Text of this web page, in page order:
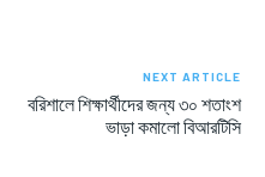
NEXT ARTICLE
বরিশালে শিক্ষার্থীদের জন্য ৩০ শতাংশ
ভাড়া কমালো বিআরটিসি